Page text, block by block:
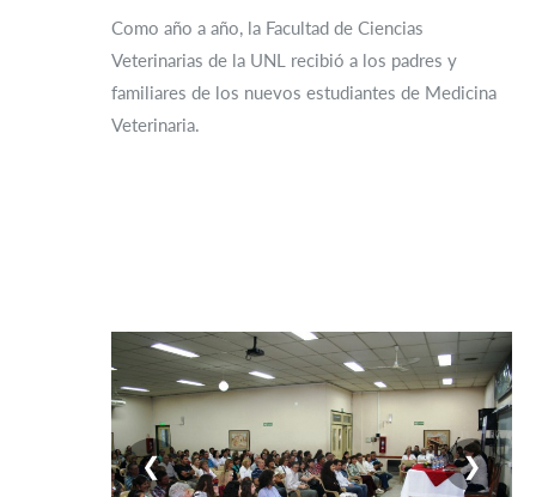
Como año a año, la Facultad de Ciencias
Veterinarias de la UNL recibió a los padres y
familiares de los nuevos estudiantes de Medicina
Veterinaria.
❮ ❯